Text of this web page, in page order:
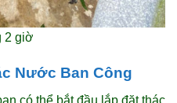
2 giờ
Nước Ban Công
có thể bắt đầu lắp đặt thác